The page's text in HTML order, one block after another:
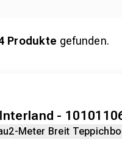
Produkte gefunden.
-
2-Meter Breit